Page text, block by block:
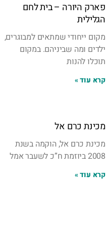
פארק היורה – בית לחם
הגלילית
מקום ייחודי שמתאים למבוגרים,
ילדים ומה שביניהם. במקום
תוכלו להנות
קרא עוד »
מכינת כרם אל
מכינת כרם אל, הוקמה בשנת
2008 ביוזמת ח”כ לשעבר אמל
קרא עוד »